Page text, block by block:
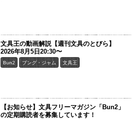
文具王の動画解説【週刊文具のとびら】
2026年8月5日20:30〜
Bun2 ブング・ジャム 文具王
【お知らせ】文具フリーマガジン「Bun2」
の定期購読者を募集しています！